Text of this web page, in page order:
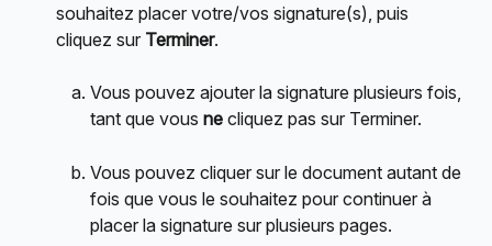
souhaitez placer votre/vos signature(s), puis
cliquez sur Terminer.
Vous pouvez ajouter la signature plusieurs fois,
tant que vous ne cliquez pas sur Terminer.
Vous pouvez cliquer sur le document autant de
fois que vous le souhaitez pour continuer à
placer la signature sur plusieurs pages.